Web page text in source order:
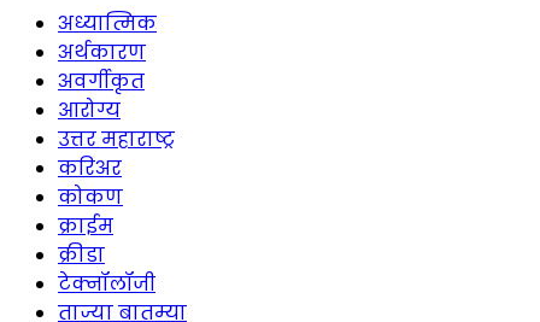
अध्यात्मिक
अर्थकारण
अवर्गीकृत
आरोग्य
उत्तर महाराष्ट्र
करिअर
कोकण
क्राईम
क्रीडा
टेक्नॉलॉजी
ताज्या बातम्या